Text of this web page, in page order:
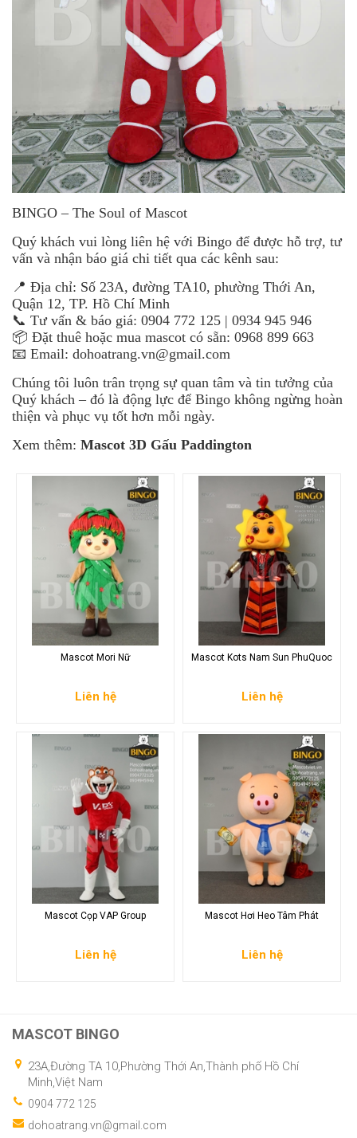
BINGO – The Soul of Mascot
Quý khách vui lòng liên hệ với Bingo để được hỗ trợ, tư
vấn và nhận báo giá chi tiết qua các kênh sau:
📍 Địa chỉ: Số 23A, đường TA10, phường Thới An,
Quận 12, TP. Hồ Chí Minh
📞 Tư vấn & báo giá: 0904 772 125 | 0934 945 946
📦 Đặt thuê hoặc mua mascot có sẵn: 0968 899 663
📧 Email: dohoatrang.vn@gmail.com
Chúng tôi luôn trân trọng sự quan tâm và tin tưởng của
Quý khách – đó là động lực để Bingo không ngừng hoàn
thiện và phục vụ tốt hơn mỗi ngày.
Xem thêm: Mascot 3D Gấu Paddington
Mascot Mori Nữ
Liên hệ
Mascot Kots Nam Sun PhuQuoc
Liên hệ
Mascot Cọp VAP Group
Liên hệ
Mascot Hơi Heo Tâm Phát
Liên hệ
MASCOT BINGO
23A,Đường TA 10,Phường Thới An,Thành phố Hồ Chí
Minh,Việt Nam
0904 772 125
dohoatrang.vn@gmail.com